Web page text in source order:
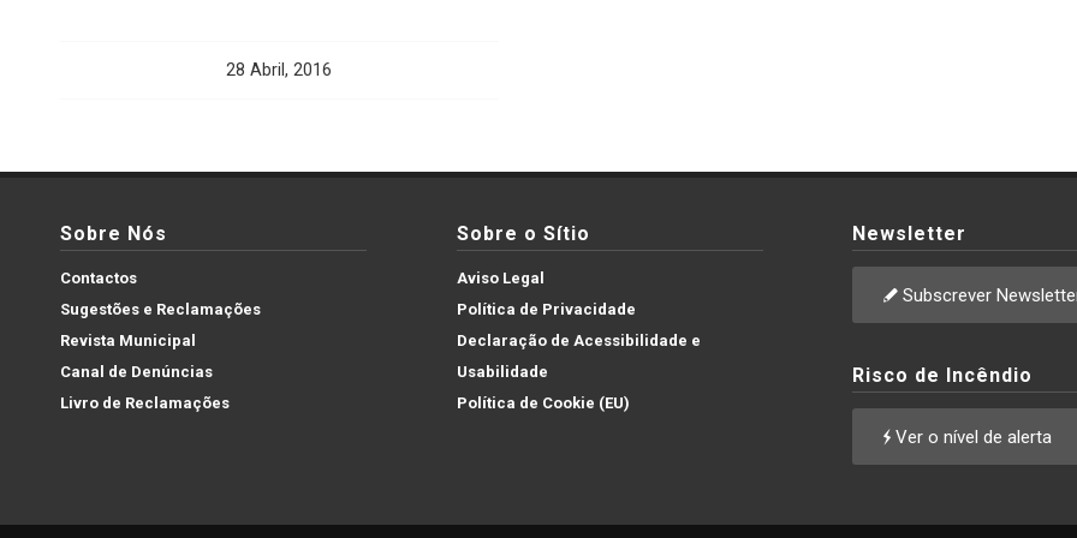
28 Abril, 2016
Sobre Nós
Contactos
Sugestões e Reclamações
Revista Municipal
Canal de Denúncias
Livro de Reclamações
Sobre o Sítio
Aviso Legal
Política de Privacidade
Declaração de Acessibilidade e
Usabilidade
Política de Cookie (EU)
Newsletter
Subscrever
Risco de Incêndio
Ver o nível de alerta